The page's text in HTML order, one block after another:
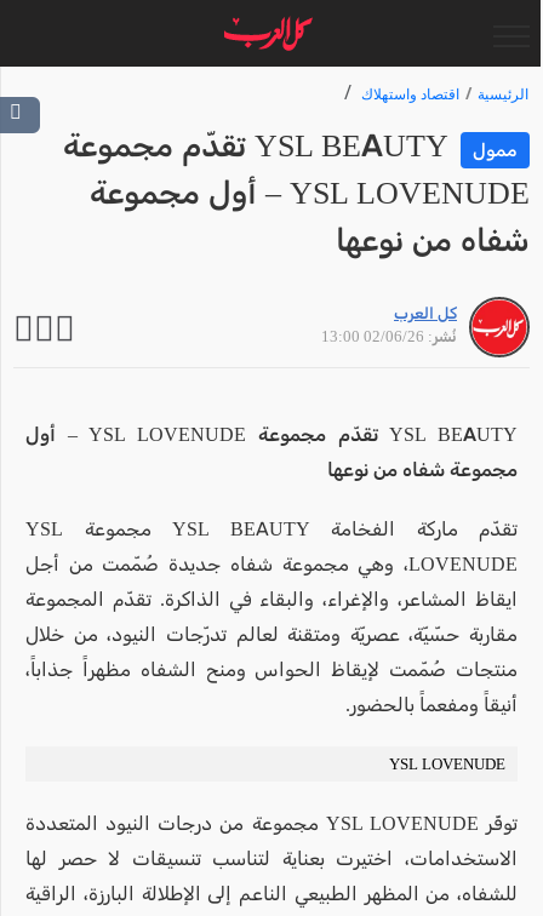
الرئيسية اقتصاد واستهلاك
ممول
YSL BEAUTY تقدّم مجموعة
YSL LOVENUDE – أول مجموعة
شفاه من نوعها
كل العرب
نُشر: 02/06/26 13:00
YSL BEAUTY تقدّم مجموعة YSL LOVENUDE – أول
مجموعة شفاه من نوعها
تقدّم ماركة الفخامة YSL BEAUTY مجموعة YSL
LOVENUDE، وهي مجموعة شفاه جديدة صُمّمت من أجل
ايقاظ المشاعر، والإغراء، والبقاء في الذاكرة. تقدّم المجموعة
مقاربة حسّيّة، عصريّة ومتقنة لعالم تدرّجات النيود، من خلال
منتجات صُمّمت لإيقاظ الحواس ومنح الشفاه مظهراً جذاباً،
أنيقاً ومفعماً بالحضور.
YSL LOVENUDE
توفّر YSL LOVENUDE مجموعة من درجات النيود المتعددة
الاستخدامات، اختيرت بعناية لتناسب تنسيقات لا حصر لها
للشفاه، من المظهر الطبيعي الناعم إلى الإطلالة البارزة، الراقية